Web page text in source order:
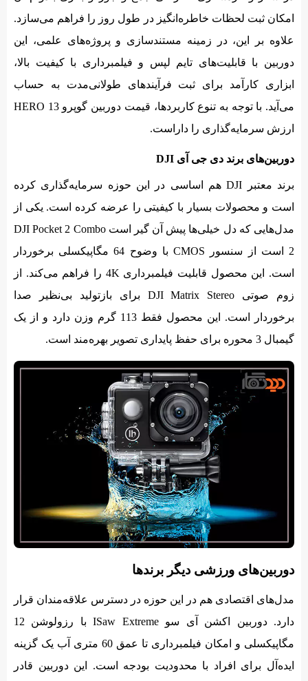
امکان ثبت لحظات خاطره‌انگیز در طول روز را فراهم می‌سازد.
علاوه بر این، در زمینه مستندسازی و پروژه‌های علمی، این
دوربین با قابلیت‌های تایم لپس و فیلمبرداری با کیفیت بالا،
ابزاری کارآمد برای ثبت فرآیندهای طولانی‌مدت به حساب
می‌آید. با توجه به تنوع کاربردها، قیمت دوربین گوپرو HERO 13
ارزش سرمایه‌گذاری را داراست.
دوربین‌های برند دی جی آی DJI
برند معتبر DJI هم اساسی در این حوزه سرمایه‌گذاری کرده
است و محصولات بسیار با کیفیتی را عرضه کرده است. یکی از
مدل‌هایی که دل خیلی‌ها پیش آن گیر است DJI Pocket 2 Combo
2 است از سنسور CMOS با وضوح 64 مگاپیکسلی برخوردار
است. این محصول قابلیت فیلمبرداری 4K را فراهم می‌کند. از
زوم صوتی DJI Matrix Stereo برای بازتولید بی‌نظیر صدا
برخوردار است. این محصول فقط 113 گرم وزن دارد و از یک
گیمبال 3 محوره برای حفظ پایداری تصویر بهره‌مند است.
دوربین‌های ورزشی دیگر برندها
مدل‌های اقتصادی هم در این حوزه در دسترس علاقه‌مندان قرار
دارد. دوربین اکشن آی سو ISaw Extreme با رزولوشن 12
مگاپیکسلی و امکان فیلمبرداری تا عمق 60 متری آب یک گزینه
ایده‌آل برای افراد با محدودیت بودجه است. این دوربین قادر